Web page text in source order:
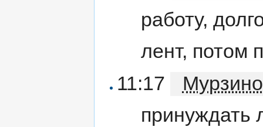
работу,
лент, потом
11:17
принуждать